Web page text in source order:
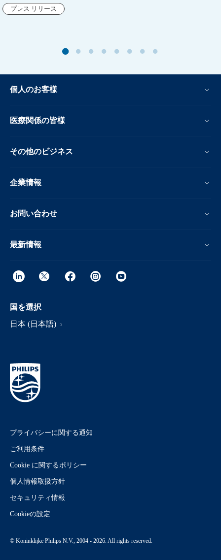
プレス リリース
個人のお客様
医療関係の皆様
その他のビジネス
企業情報
お問い合わせ
最新情報
国を選択
日本 (日本語)
プライバシーに関する通知
ご利用条件
Cookie に関するポリシー
個人情報取扱方針
セキュリティ情報
Cookieの設定
© Koninklijke Philips N.V., 2004 - 2026. All rights reserved.